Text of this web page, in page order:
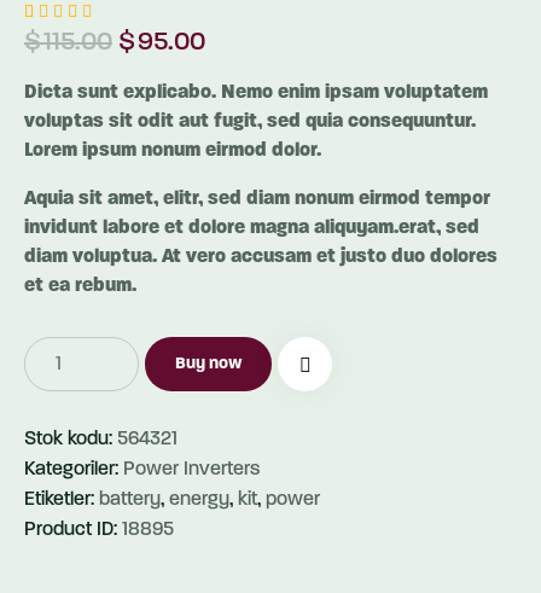
1
müşteri
puanına
ak 5
n 5.00
puan
aldı
$115.00 $95.00
Dicta sunt explicabo. Nemo enim ipsam voluptatem
voluptas sit odit aut fugit, sed quia consequuntur.
Lorem ipsum nonum eirmod dolor.
Aquia sit amet, elitr, sed diam nonum eirmod tempor
invidunt labore et dolore magna aliquyam.erat, sed
diam voluptua. At vero accusam et justo duo dolores
et ea rebum.
String
Inverter
Buy now
Stok kodu: 564321
Kategoriler: Power Inverters
Etiketler: battery, energy, kit, power
Product ID: 18895